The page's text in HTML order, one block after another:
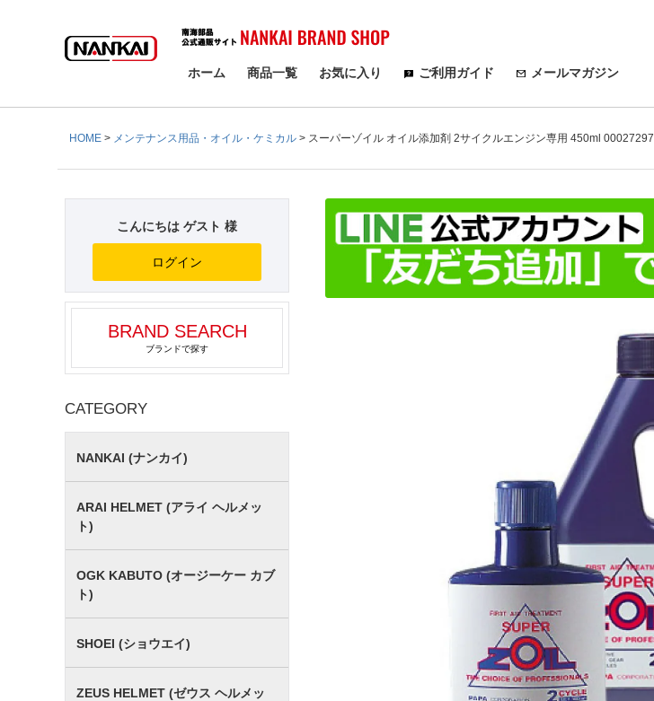
検索
ホーム 商品一覧 お気に入り ご利用ガイド メールマガジン
HOME メンテナンス用品・オイル・ケミカル スーパーゾイル オイル添加剤 2サイクルエンジン専用 450ml 00027297
こんにちは ゲスト 様
ログイン
BRAND SEARCH
ブランドで探す
CATEGORY
NANKAI (ナンカイ)
ARAI HELMET (アライ ヘルメッ
ト)
OGK KABUTO (オージーケー カブ
ト)
SHOEI (ショウエイ)
ZEUS HELMET (ゼウス ヘルメッ